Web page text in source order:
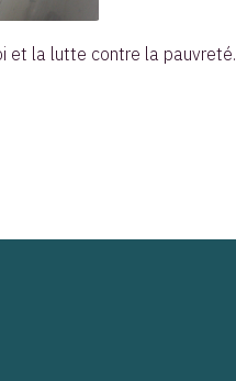
et la lutte contre la pauvreté.